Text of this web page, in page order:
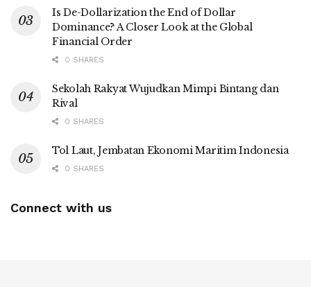
Is De-Dollarization the End of Dollar
Dominance? A Closer Look at the Global
Financial Order
0 SHARES
Sekolah Rakyat Wujudkan Mimpi Bintang dan
Rival
0 SHARES
Tol Laut, Jembatan Ekonomi Maritim Indonesia
0 SHARES
Connect with us